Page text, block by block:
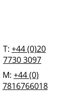
T:+44 (0)20
7730 3097
М: +44 (0)
7816766018